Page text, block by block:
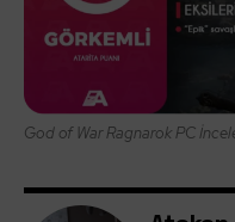
God of War Ragnarok PC